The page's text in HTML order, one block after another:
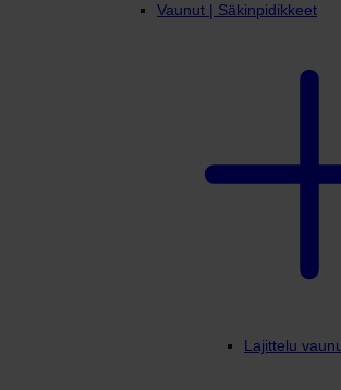
Vaunut | Säkinpidikkeet
Lajittelu